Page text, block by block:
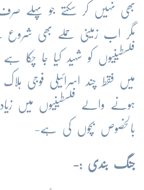
بھی نہیں کر سکتے جو پہلے صرف
مگر اب زمینی حملے بھی
فلسطینیوں کو شہید کیا جا
میں فقط چند اسرائیلی فوجی
ہونے والے فلسطینیوں میں
بالخصوص بچوں کی ہے-
جنگ بندی :-